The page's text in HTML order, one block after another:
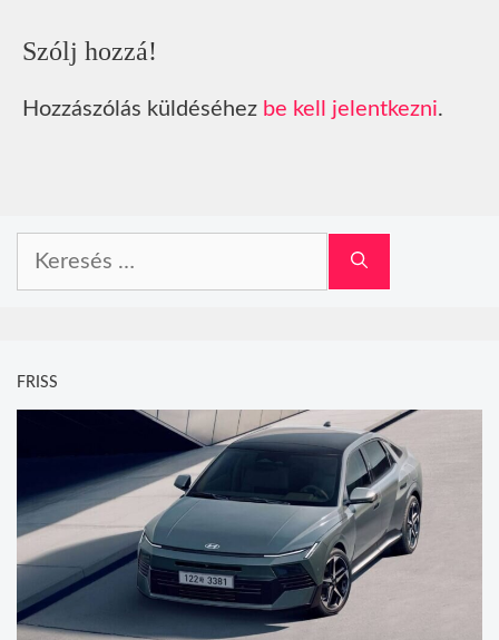
Szólj hozzá!
Hozzászólás küldéséhez be kell jelentkezni.
FRISS